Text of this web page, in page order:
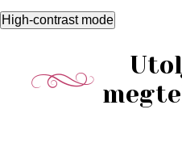
High-contrast mode